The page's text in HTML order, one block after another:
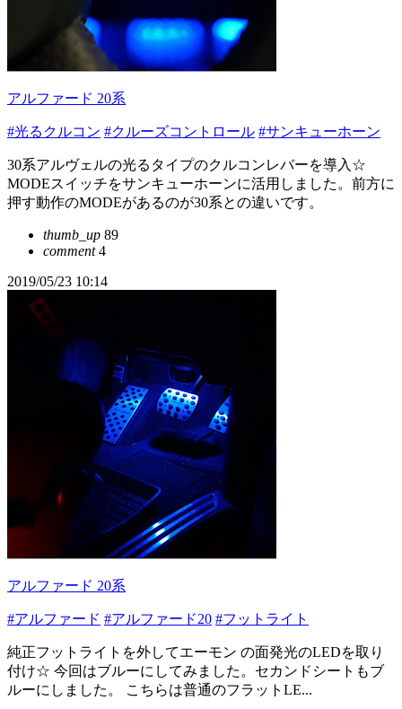
アルファード 20系
#光るクルコン #クルーズコントロール #サンキューホーン
30系アルヴェルの光るタイプのクルコンレバーを導入☆
MODEスイッチをサンキューホーンに活用しました。前方に
押す動作のMODEがあるのが30系との違いです。
thumb_up 89
comment4
2019/05/23 10:14
アルファード 20系
#アルファード #アルファード20 #フットライト
純正フットライトを外してエーモン の面発光のLEDを取り
付け☆ 今回はブルーにしてみました。セカンドシートもブ
ルーにしました。 こちらは普通のフラットLE...